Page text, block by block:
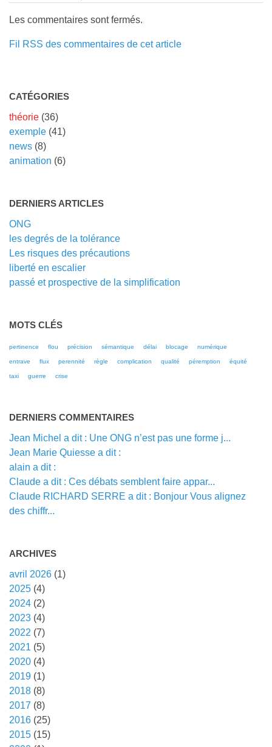
Les commentaires sont fermés.
Fil RSS des commentaires de cet article
CATÉGORIES
théorie (36)
exemple (41)
news (8)
animation (6)
DERNIERS ARTICLES
ONG
les degrés de la tolérance
Les risques des précautions
liberté en escalier
passé et prospective de la simplification
MOTS CLÉS
pertinence flou précision sémantique délai blocage numérique
entrave flux perennité règle complication qualité péremption équité
taxi guerre crise
DERNIERS COMMENTAIRES
Jean Michel a dit : Une ONG n’est pas une forme j...
Jean Marie Quiesse a dit :
alain a dit :
Claude a dit : Ces débats semblent faire appar...
Claude RICHARD SERRE a dit : Bonjour Vous alignez
des chiffr...
ARCHIVES
avril 2026 (1)
2025 (4)
2024 (2)
2023 (4)
2022 (7)
2021 (5)
2020 (4)
2019 (1)
2018 (8)
2017 (8)
2016 (25)
2015 (15)